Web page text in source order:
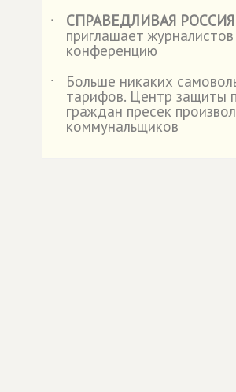
˙
СПРАВЕДЛИВАЯ РОССИЯ
приглашает
конференцию
˙
Больше никаких
тарифов. Центр защиты
граждан пресек произвол
коммунальщиков